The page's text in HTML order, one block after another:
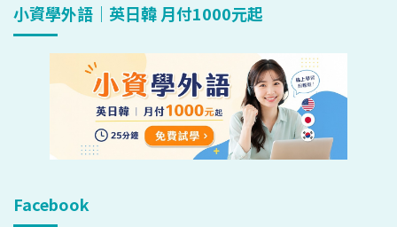
小資學外語｜英日韓 月付1000元起
Facebook